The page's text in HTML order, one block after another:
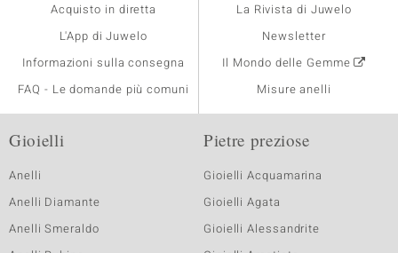
Acquisto in diretta
L'App di Juwelo
Informazioni sulla consegna
FAQ - Le domande più comuni
La Rivista di Juwelo
Newsletter
Il Mondo delle Gemme
Misure anelli
Gioielli
Anelli
Anelli Diamante
Anelli Smeraldo
Pietre preziose
Gioielli Acquamarina
Gioielli Agata
Gioielli Alessandrite